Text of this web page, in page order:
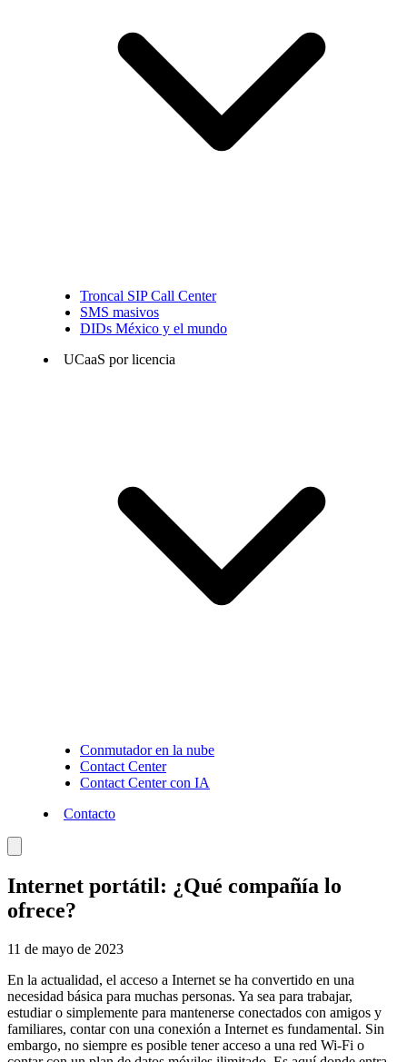
Troncal SIP Call Center
SMS masivos
DIDs México y el mundo
UCaaS por licencia
Conmutador en la nube
Contact Center
Contact Center con IA
Contacto
Internet portátil: ¿Qué compañía lo
ofrece?
11 de mayo de 2023
En la actualidad, el acceso a Internet se ha convertido en una
necesidad básica para muchas personas. Ya sea para trabajar,
estudiar o simplemente para mantenerse conectados con amigos y
familiares, contar con una conexión a Internet es fundamental. Sin
embargo, no siempre es posible tener acceso a una red Wi-Fi o